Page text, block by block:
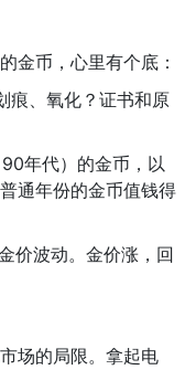
金币，心里有个底：
痕、氧化？证书和原
年代）的金币，以
通年份的金币值钱得
价波动。金价涨，回
场的局限。拿起电